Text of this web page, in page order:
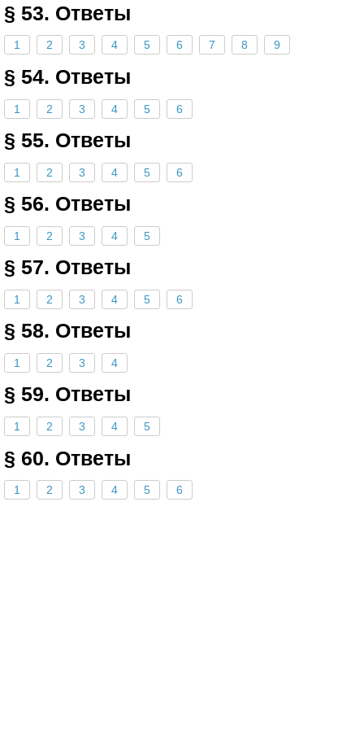
§ 53. Ответы
1 2 3 4 5 6 7 8 9
§ 54. Ответы
1 2 3 4 5 6
§ 55. Ответы
1 2 3 4 5 6
§ 56. Ответы
1 2 3 4 5
§ 57. Ответы
1 2 3 4 5 6
§ 58. Ответы
1 2 3 4
§ 59. Ответы
1 2 3 4 5
§ 60. Ответы
1 2 3 4 5 6